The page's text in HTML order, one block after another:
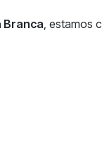
Branca, estamos